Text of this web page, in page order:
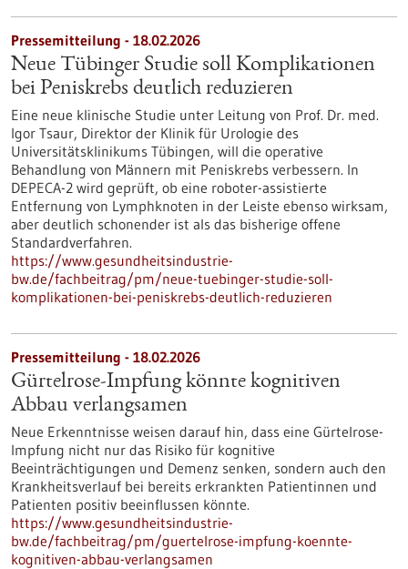
Pressemitteilung - 18.02.2026
Neue Tübinger Studie soll Komplikationen
bei Peniskrebs deutlich reduzieren
Eine neue klinische Studie unter Leitung von Prof. Dr. med.
Igor Tsaur, Direktor der Klinik für Urologie des
Universitätsklinikums Tübingen, will die operative
Behandlung von Männern mit Peniskrebs verbessern. In
DEPECA-2 wird geprüft, ob eine roboter-assistierte
Entfernung von Lymphknoten in der Leiste ebenso wirksam,
aber deutlich schonender ist als das bisherige offene
Standardverfahren.
https://www.gesundheitsindustrie-
bw.de/fachbeitrag/pm/neue-tuebinger-studie-soll-
komplikationen-bei-peniskrebs-deutlich-reduzieren
Pressemitteilung - 18.02.2026
Gürtelrose-Impfung könnte kognitiven
Abbau verlangsamen
Neue Erkenntnisse weisen darauf hin, dass eine Gürtelrose-
Impfung nicht nur das Risiko für kognitive
Beeinträchtigungen und Demenz senken, sondern auch den
Krankheitsverlauf bei bereits erkrankten Patientinnen und
Patienten positiv beeinflussen könnte.
https://www.gesundheitsindustrie-
bw.de/fachbeitrag/pm/guertelrose-impfung-koennte-
kognitiven-abbau-verlangsamen